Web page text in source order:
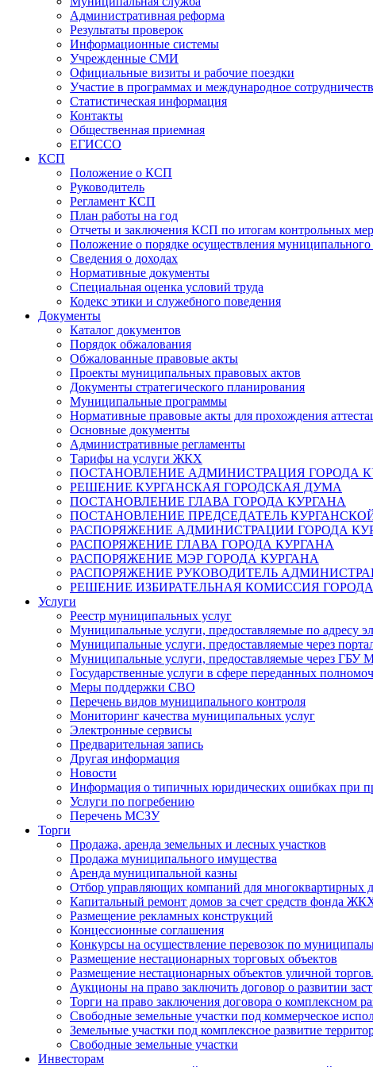
Административная реформа
Результаты проверок
Информационные системы
Учрежденные СМИ
Официальные визиты и рабочие поездки
Участие в программах и международное
Статистическая информация
Контакты
Общественная приемная
ЕГИССО
КСП
Положение о КСП
Руководитель
Регламент КСП
План работы на год
Отчеты и заключения КСП по итогам контрольных
Положение о порядке осуществления
Сведения о доходах
Нормативные документы
Специальная оценка условий труда
Кодекс этики и служебного поведения
Документы
Каталог документов
Порядок обжалования
Обжалованные правовые акты
Проекты муниципальных правовых актов
Документы стратегического планирования
Муниципальные программы
Нормативные правовые акты для прохождения
Основные документы
Административные регламенты
Тарифы на услуги ЖКХ
ПОСТАНОВЛЕНИЕ АДМИНИСТРАЦИЯ ГОРОДА
РЕШЕНИЕ КУРГАНСКАЯ ГОРОДСКАЯ ДУМА
ПОСТАНОВЛЕНИЕ ГЛАВА ГОРОДА КУРГАНА
ПОСТАНОВЛЕНИЕ ПРЕДСЕДАТЕЛЬ
РАСПОРЯЖЕНИЕ АДМИНИСТРАЦИИ ГОРОДА
РАСПОРЯЖЕНИЕ ГЛАВА ГОРОДА КУРГАНА
РАСПОРЯЖЕНИЕ МЭР ГОРОДА КУРГАНА
РАСПОРЯЖЕНИЕ РУКОВОДИТЕЛЬ
РЕШЕНИЕ ИЗБИРАТЕЛЬНАЯ КОМИССИЯ
Услуги
Реестр муниципальных услуг
Муниципальные услуги, предоставляемые по адресу
Муниципальные услуги, предоставляемые через
Муниципальные услуги, предоставляемые через ГБУ
Государственные услуги в сфере переданных
Меры поддержки СВО
Перечень видов муниципального контроля
Мониторинг качества муниципальных услуг
Электронные сервисы
Предварительная запись
Другая информация
Новости
Информация о типичных юридических ошибках при
Услуги по погребению
Перечень МСЗУ
Торги
Продажа, аренда земельных и лесных участков
Продажа муниципального имущества
Аренда муниципальной казны
Отбор управляющих компаний для многоквартирных
Капитальный ремонт домов за счет средств фонда
Размещение рекламных конструкций
Концессионные соглашения
Конкурсы на осуществление перевозок по
Размещение нестационарных торговых объектов
Размещение нестационарных объектов уличной
Аукционы на право заключить договор о развитии
Торги на право заключения договора о комплексном
Свободные земельные участки под коммерческое
Земельные участки под комплексное развитие
Свободные земельные участки
Инвесторам